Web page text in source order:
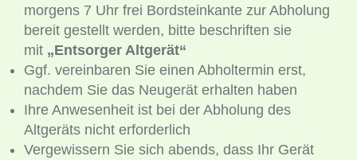
morgens 7 Uhr frei Bordsteinkante zur Abholung
bereit gestellt werden, bitte beschriften sie
mit „Entsorger Altgerät“
Ggf. vereinbaren Sie einen Abholtermin erst,
nachdem Sie das Neugerät erhalten haben
Ihre Anwesenheit ist bei der Abholung des
Altgeräts nicht erforderlich
Vergewissern Sie sich abends, dass Ihr Gerät